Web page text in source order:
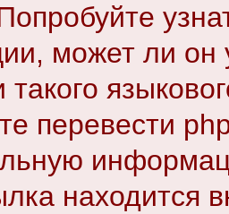
может ли он
такого
перевести
находится